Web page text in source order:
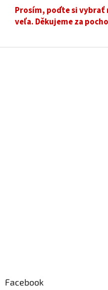
Prosím, poďte si vybrať
veľa. Děkujeme za
Facebook